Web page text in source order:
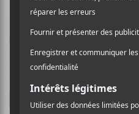
Enregistrer mon nom,
le navigateur pour mon